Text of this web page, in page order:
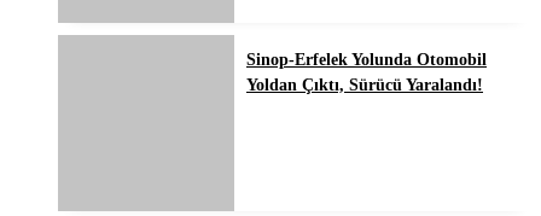
Sinop-Erfelek Yolunda Otomobil
Yoldan Çıktı, Sürücü Yaralandı!